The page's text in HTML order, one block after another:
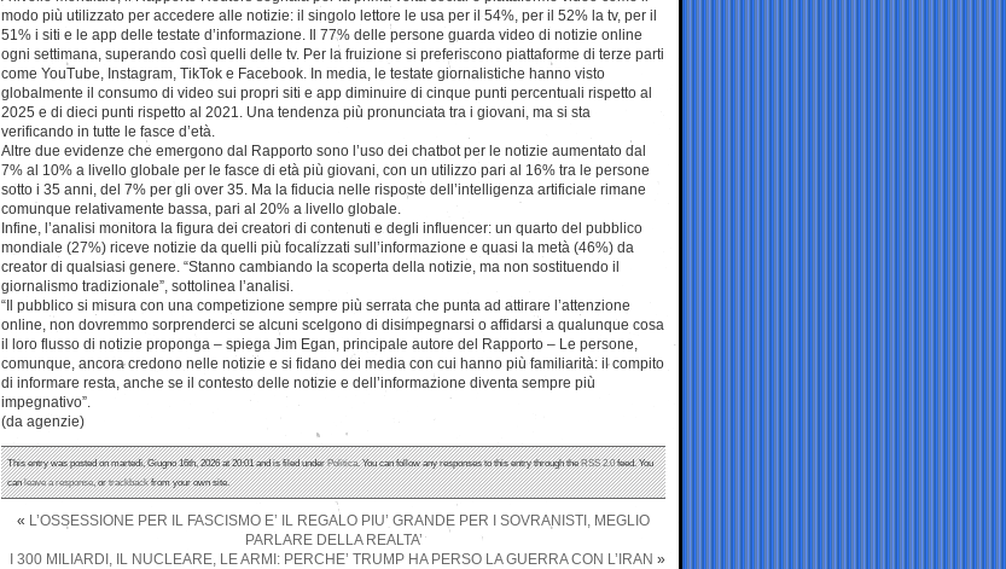
modo più utilizzato per accedere alle notizie: il singolo lettore le usa per il 54%, per il 52% la tv, per il
51% i siti e le app delle testate d’informazione. Il 77% delle persone guarda video di notizie online
ogni settimana, superando così quelli delle tv. Per la fruizione si preferiscono piattaforme di terze parti
come YouTube, Instagram, TikTok e Facebook. In media, le testate giornalistiche hanno visto
globalmente il consumo di video sui propri siti e app diminuire di cinque punti percentuali rispetto al
2025 e di dieci punti rispetto al 2021. Una tendenza più pronunciata tra i giovani, ma si sta
verificando in tutte le fasce d’età.
Altre due evidenze che emergono dal Rapporto sono l’uso dei chatbot per le notizie aumentato dal
7% al 10% a livello globale per le fasce di età più giovani, con un utilizzo pari al 16% tra le persone
sotto i 35 anni, del 7% per gli over 35. Ma la fiducia nelle risposte dell’intelligenza artificiale rimane
comunque relativamente bassa, pari al 20% a livello globale.
Infine, l’analisi monitora la figura dei creatori di contenuti e degli influencer: un quarto del pubblico
mondiale (27%) riceve notizie da quelli più focalizzati sull’informazione e quasi la metà (46%) da
creator di qualsiasi genere. “Stanno cambiando la scoperta della notizie, ma non sostituendo il
giornalismo tradizionale”, sottolinea l’analisi.
“Il pubblico si misura con una competizione sempre più serrata che punta ad attirare l’attenzione
online, non dovremmo sorprenderci se alcuni scelgono di disimpegnarsi o affidarsi a qualunque cosa
il loro flusso di notizie proponga – spiega Jim Egan, principale autore del Rapporto – Le persone,
comunque, ancora credono nelle notizie e si fidano dei media con cui hanno più familiarità: il compito
di informare resta, anche se il contesto delle notizie e dell’informazione diventa sempre più
impegnativo”.
(da agenzie)
This entry was posted on martedì, Giugno 16th, 2026 at 20:01 and is filed underPolitica. You can follow any responses to this entry through theRSS 2.0feed. You
canleave a response, ortrackbackfrom your own site.
« L’OSSESSIONE PER IL FASCISMO E’ IL REGALO PIU’ GRANDE PER I SOVRANISTI, MEGLIO
PARLARE DELLA REALTA’
I 300 MILIARDI, IL NUCLEARE, LE ARMI: PERCHE’ TRUMP HA PERSO LA GUERRA CON L’IRAN »